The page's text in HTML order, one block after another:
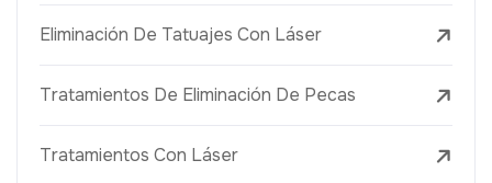
Eliminación De Tatuajes Con Láser
Tratamientos De Eliminación De Pecas
Tratamientos Con Láser